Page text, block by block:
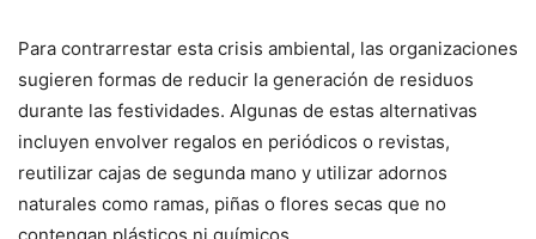
Para contrarrestar esta crisis ambiental, las organizaciones
sugieren formas de reducir la generación de residuos
durante las festividades. Algunas de estas alternativas
incluyen envolver regalos en periódicos o revistas,
reutilizar cajas de segunda mano y utilizar adornos
naturales como ramas, piñas o flores secas que no